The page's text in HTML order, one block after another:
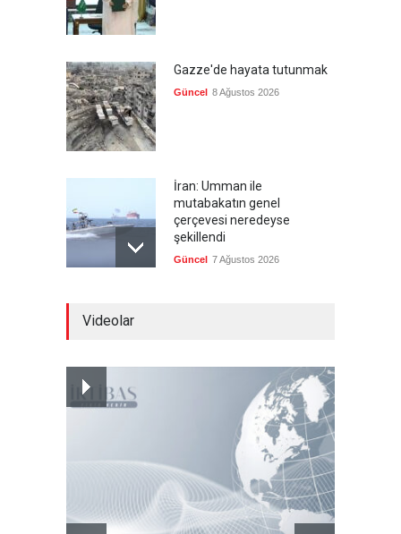
Gazze'de hayata tutunmak
Güncel 8 Ağustos 2026
İran: Umman ile
mutabakatın genel
çerçevesi neredeyse
şekillendi
Güncel 7 Ağustos 2026
İspanya'dan İtalya'ya, sınır
kontrollerini kaldır uyarısı
7 Ağustos 2026
Videolar